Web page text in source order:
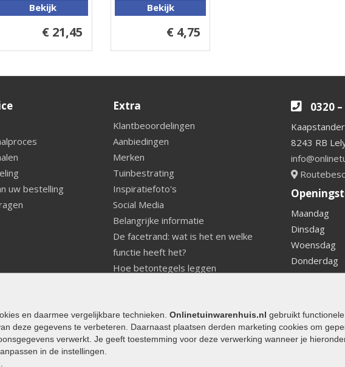
en daarmee vergelijkbare technieken. Onlinetuinwarenhuis.nl gebruikt
deze gegevens te verbeteren. Daarnaast plaatsen derden marketing cookies om
verwerkt. Je geeft toestemming voor deze verwerking wanneer je
in de instellingen.
Bekijk
€ 21,45
Bekijk
€ 4,75
uw bestelling
Extra
Klantbeoordelingen
Aanbiedingen
Merken
Tuinbestrating
Inspiratiefoto's
Social Media
Belangrijke informatie
De facetrand: wat is het en welke
functie heeft het?
Hoe betontegels leggen
Welke tuinstijl past bij mij
Strakke tuin inrichten
Legverbanden gebakken bestrating
0320
8243 RB
Maandag
Dinsdag
Woensdag
Donderdag
Vrijdag